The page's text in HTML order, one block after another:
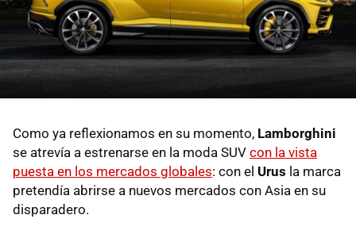
Como ya reflexionamos en su momento, Lamborghini
se atrevía a estrenarse en la moda SUV con la vista
puesta en los mercados globales: con el Urus la marca
pretendía abrirse a nuevos mercados con Asia en su
disparadero.